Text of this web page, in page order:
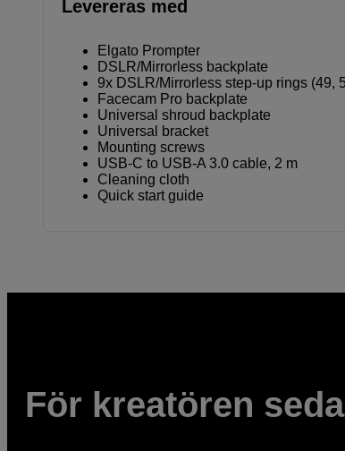
Levereras med
Elgato Prompter
DSLR/Mirrorless backplate
9x DSLR/Mirrorless step-up rings (49,
Facecam Pro backplate
Universal shroud backplate
Universal bracket
Mounting screws
USB-C to USB-A 3.0 cable, 2 m
Cleaning cloth
Quick start guide
För kreatören